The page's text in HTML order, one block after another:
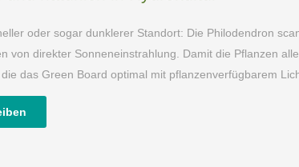
oder sogar dunklerer Standort: Die Philodendron
von direkter Sonneneinstrahlung. Damit die Pflanzen
das Green Board optimal mit pflanzenverfügbarem